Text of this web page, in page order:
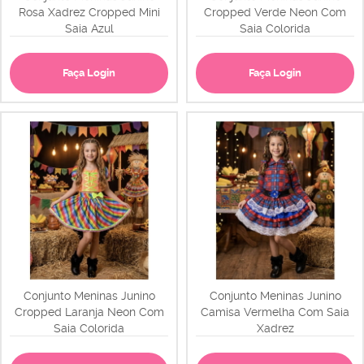
Rosa Xadrez Cropped Mini
Saia Azul
Faça Login
Cropped Verde Neon Com
Saia Colorida
Faça Login
Conjunto Meninas Junino
Cropped Laranja Neon Com
Saia Colorida
Conjunto Meninas Junino
Camisa Vermelha Com Saia
Xadrez